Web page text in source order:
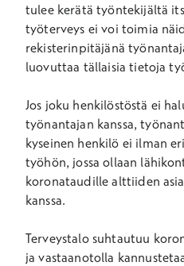
tulee kerätä työntekijältä
työterveys ei voi toimia
rekisterinpitäjänä
luovuttaa tällaisia tietoja
Jos joku henkilöstöstä ei
työnantajan kanssa,
kyseinen henkilö ei ilman
työhön, jossa ollaan
koronataudille alttiiden
kanssa.
Terveystalo suhtautuu
ja vastaanotolla